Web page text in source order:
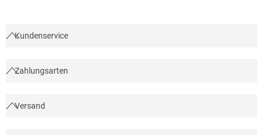
Kundenservice
Zahlungsarten
Versand